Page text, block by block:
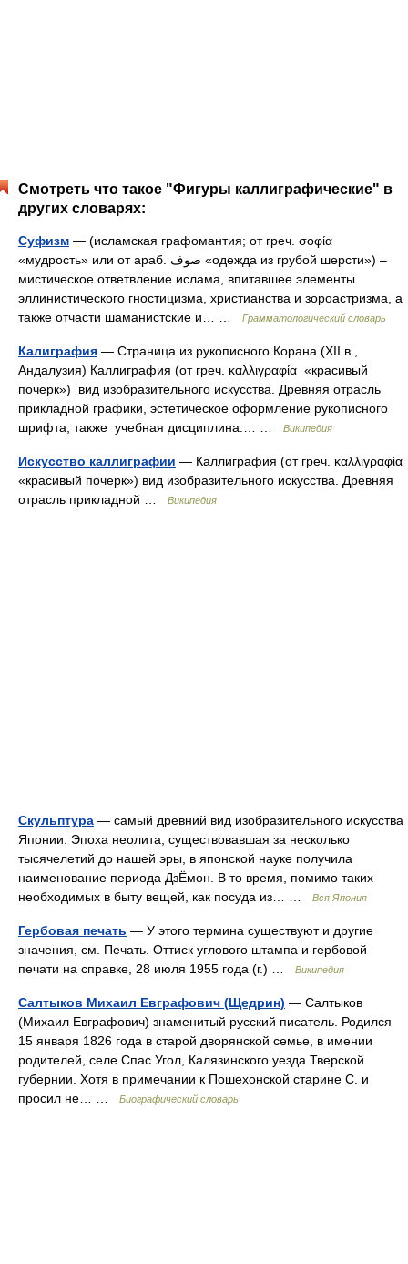
Смотреть что такое "Фигуры каллиграфические" в
других словарях:
Суфизм — (исламская графомантия; от греч. σοφία
«мудрость» или от араб. صوف «одежда из грубой шерсти») –
мистическое ответвление ислама, впитавшее элементы
эллинистического гностицизма, христианства и зороастризма, а
также отчасти шаманистские и… …
Грамматологический словарь
Калиграфия — Страница из рукописного Корана (XII в.,
Андалузия) Каллиграфия (от греч. καλλιγραφία «красивый
почерк») вид изобразительного искусства. Древняя отрасль
прикладной графики, эстетическое оформление рукописного
шрифта, также учебная дисциплина.… …
Википедия
Искусство каллиграфии — Каллиграфия (от греч. καλλιγραφία
«красивый почерк») вид изобразительного искусства. Древняя
отрасль прикладной …
Википедия
Скульптура — самый древний вид изобразительного искусства
Японии. Эпоха неолита, существовавшая за несколько
тысячелетий до нашей эры, в японской науке получила
наименование периода ДзЁмон. В то время, помимо таких
необходимых в быту вещей, как посуда из… …
Вся Япония
Гербовая печать — У этого термина существуют и другие
значения, см. Печать. Оттиск углового штампа и гербовой
печати на справке, 28 июля 1955 года (г.) …
Википедия
Салтыков Михаил Евграфович (Щедрин) — Салтыков
(Михаил Евграфович) знаменитый русский писатель. Родился
15 января 1826 года в старой дворянской семье, в имении
родителей, селе Спас Угол, Калязинского уезда Тверской
губернии. Хотя в примечании к Пошехонской старине С. и
просил не… …
Биографический словарь